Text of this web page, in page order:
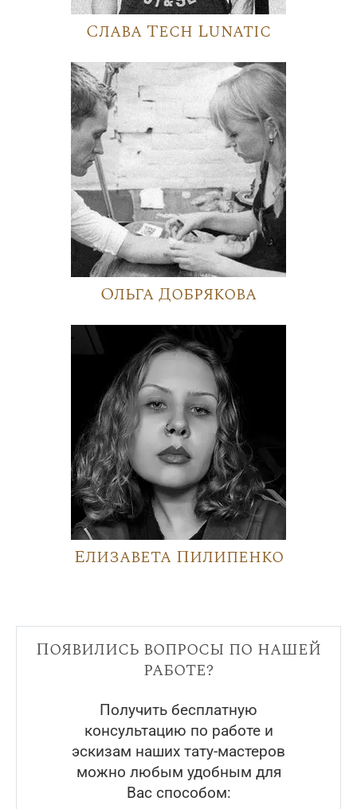
Слава Tech Lunatic
Ольга Добрякова
Елизавета Пилипенко
Появились вопросы по нашей
работе?
Получить бесплатную
консультацию по работе и
эскизам наших тату-мастеров
можно любым удобным для
Вас способом: